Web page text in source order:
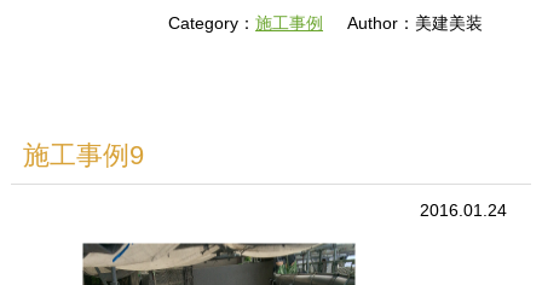
Category：施工事例 Author：美建美装
施工事例9
2016.01.24